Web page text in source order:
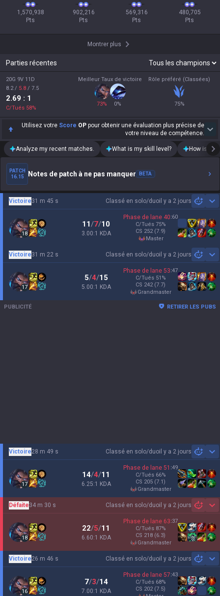
1,570,938
Pts
902,216
Pts
569,316
Pts
480,705
Pts
Montrer plus
Parties récentes
20G 9V 11D
8.2/ 5.8 / 7.5
2.69 : 1
C/Tués 58%
Meilleur Taux de victoire
73% 0%
Rôle préféré (Classées)
75%
Utilisez votre Score OP pour obtenir une évaluation plus précise de
votre niveau de compétence.
Analyze my recent matches. What is my skill level? How is my
PATCH
16.15
Notes de patch à ne pas manquer BETA
Classé en solo/duoil y a 2 jours
Victoire31 m 45 s
18
11/7/10
3.00:1 KDA
Phase de lane 40:60
C/Tués 75%
CS 252 (7.9)
master
Classé en solo/duoil y a 2 jours
Victoire31 m 22 s
17
5/4/15
5.00:1 KDA
Phase de lane 53:47
C/Tués 51 %
CS 242 (7.7)
grandmaster
PUBLICITÉ RETIRER LES PUBS
Classé en solo/duoil y a 2 jours
Victoire28 m 49 s
17
14/4/11
6.25:1 KDA
Phase de lane 51 :49
C/Tués 66%
CS 205 (7.1)
grandmaster
Classé en solo/duoil y a 2 jours
Défaite34 m 30 s
18
22/5/11
6.60:1 KDA
Phase de lane 63:37
C/Tués 87%
CS 218 (6.3)
grandmaster
Classé en solo/duoil y a 2 jours
Victoire26 m 46 s
16
7/3/14
7.00:1 KDA
Phase de lane 57:43
C/Tués 68%
CS 202 (7.5)